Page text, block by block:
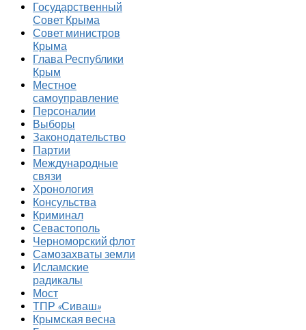
Государственный
Совет Крыма
Совет министров
Крыма
Глава Республики
Крым
Местное
самоуправление
Персоналии
Выборы
Законодательство
Партии
Международные
связи
Хронология
Консульства
Криминал
Севастополь
Черноморский флот
Самозахваты земли
Исламские
радикалы
Мост
ТПР «Сиваш»
Крымская весна